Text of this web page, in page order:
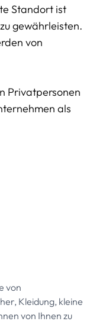
Standort ist
gewährleisten.
von
Privatpersonen
als
von
Kleidung, kleine
von Ihnen zu